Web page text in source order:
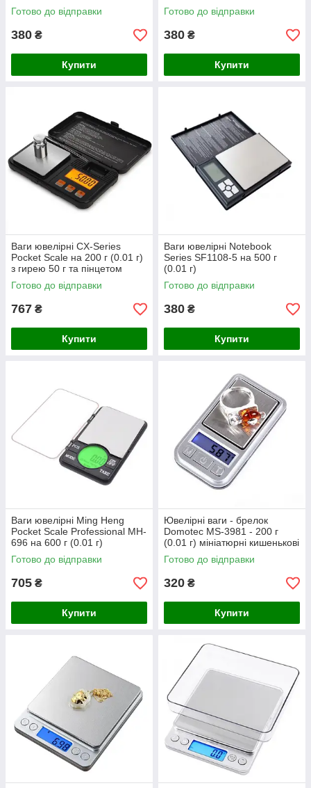
Готово до відправки
380 ₴
Купити
Готово до відправки
380 ₴
Купити
Ваги ювелірні CX-Series
Pocket Scale на 200 г (0.01 г)
з гирею 50 г та пінцетом
Готово до відправки
767 ₴
Купити
Ваги ювелірні Notebook
Series SF1108-5 на 500 г
(0.01 г)
Готово до відправки
380 ₴
Купити
Ваги ювелірні Ming Heng
Pocket Scale Professional MH-
696 на 600 г (0.01 г)
Готово до відправки
705 ₴
Купити
Ювелірні ваги - брелок
Domotec MS-3981 - 200 г
(0.01 г) мініатюрні кишенькові
Готово до відправки
320 ₴
Купити